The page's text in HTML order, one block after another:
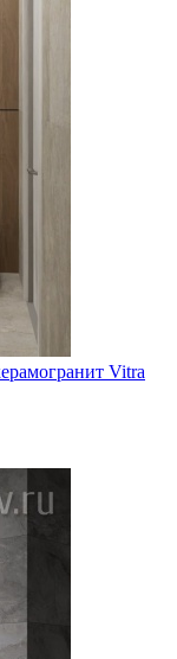
Vitra